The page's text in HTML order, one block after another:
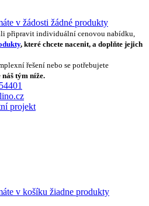
v žádosti žádné produkty
připravit individuální cenovou nabídku,
, které chcete nacenit, a doplňte jejich
řešení nebo se potřebujete
tým níže.
projekt
v košíku žiadne produkty